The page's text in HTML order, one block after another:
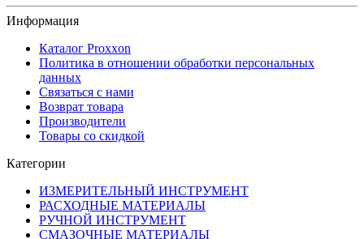
Информация
Каталог Proxxon
Политика в отношении обработки персональных
данных
Связаться с нами
Возврат товара
Производители
Товары со скидкой
Категории
ИЗМЕРИТЕЛЬНЫЙ ИНСТРУМЕНТ
РАСХОДНЫЕ МАТЕРИАЛЫ
РУЧНОЙ ИНСТРУМЕНТ
СМАЗОЧНЫЕ МАТЕРИАЛЫ